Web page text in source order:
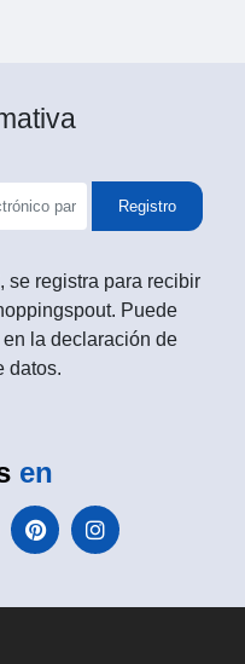
Registro
se registra para recibir
Puede
la declaración de
datos.
en